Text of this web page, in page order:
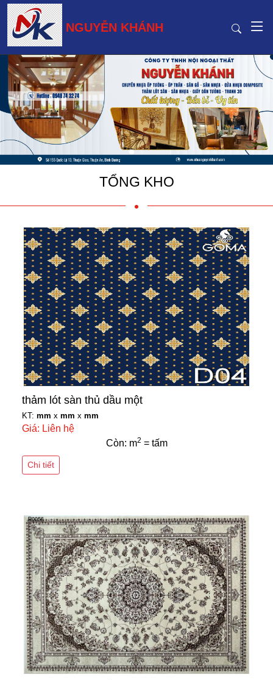
NGUYỄN KHÁNH
TỔNG KHO
thảm lót sàn thủ dầu một
KT: mm x mm x mm
Giá: Liên hệ
Còn: m2 = tấm
Chi tiết